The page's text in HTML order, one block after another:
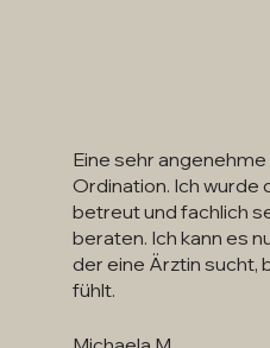
Eine sehr
Ordination. Ich wurde
betreut und fachlich
beraten. Ich kann es
der eine Ärztin sucht,
fühlt.